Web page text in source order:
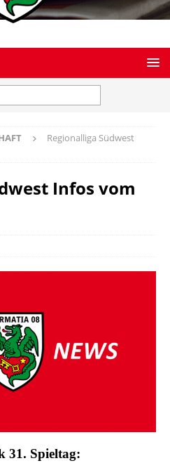
Regionalliga Südwest
Infos vom
31. Spieltag: